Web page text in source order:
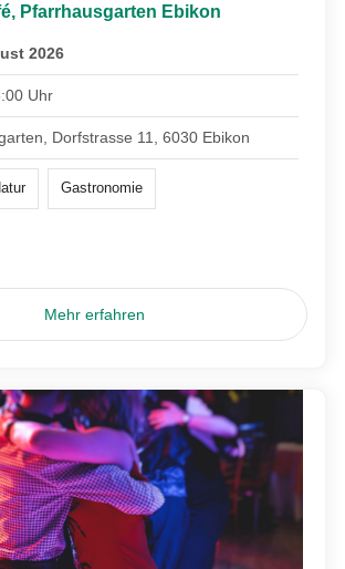
Pfarrhausgarten Ebikon
2026
Uhr
Dorfstrasse 11, 6030 Ebikon
Gastronomie
Mehr erfahren